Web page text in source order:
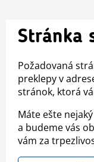
Stránka
Požadovaná
preklepy v
stránok, ktorá
Máte ešte
a budeme vás
vám za